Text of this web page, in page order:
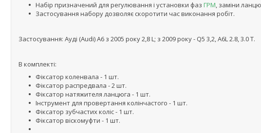
Набір призначений для регулювання і установки фаз ГРМ, заміни
Застосування набору дозволяє скоротити час виконання робіт.
Застосування: Ауді (Audi) А6 з 2005 року 2,8 L; з 2009 року - Q5 3,2, A6L 2.8, 3.0 Т.
В комплекті:
Фіксатор коленвала - 1 шт.
Фіксатор распредвала - 2 шт.
Фіксатор натяжителя ланцюга - 1 шт.
Інструмент для провертання колінчастого - 1 шт.
Фіксатор зубчастих коліс - 1 шт.
Фіксатор віскомуфти - 1 шт.